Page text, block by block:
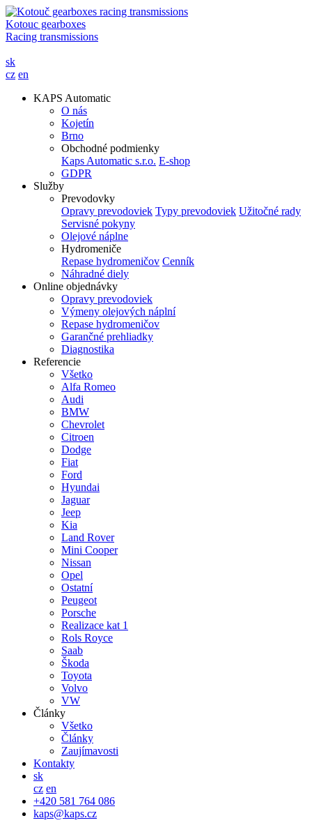
Kotouc gearboxes
Racing transmissions
sk
cz en
KAPS Automatic
O nás
Kojetín
Brno
Obchodné podmienky
Kaps Automatic s.r.o. E-shop
GDPR
Služby
Prevodovky
Opravy prevodoviek Typy prevodoviek Užitočné rady
Servisné pokyny
Olejové náplne
Hydromeniče
Repase hydromeničov Cenník
Náhradné diely
Online objednávky
Opravy prevodoviek
Výmeny olejových náplní
Repase hydromeničov
Garančné prehliadky
Diagnostika
Referencie
Všetko
Alfa Romeo
Audi
BMW
Chevrolet
Citroen
Dodge
Fiat
Ford
Hyundai
Jaguar
Jeep
Kia
Land Rover
Mini Cooper
Nissan
Opel
Ostatní
Peugeot
Porsche
Realizace kat 1
Rols Royce
Saab
Škoda
Toyota
Volvo
VW
Články
Všetko
Články
Zaujímavosti
Kontakty
sk
cz en
+420 581 764 086
kaps@kaps.cz